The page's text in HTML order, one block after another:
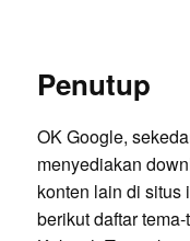
Penutup
OK Google,
menyediakan
konten lain di situs
berikut daftar